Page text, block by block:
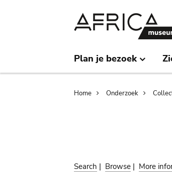
Plan je bezoek
Home Onderzoek
Search | Browse | More